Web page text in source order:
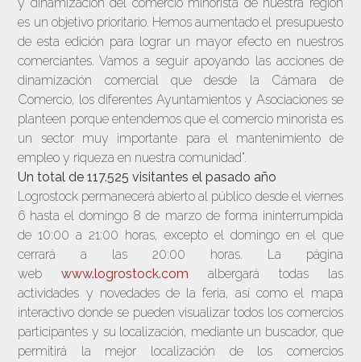
es un objetivo prioritario. Hemos aumentado el presupuesto
de esta edición para lograr un mayor efecto en nuestros
comerciantes. Vamos a seguir apoyando las acciones de
dinamización comercial que desde la Cámara de
Comercio, los diferentes Ayuntamientos y Asociaciones se
planteen porque entendemos que el comercio minorista es
un sector muy importante para el mantenimiento de
empleo y riqueza en nuestra comunidad”.
Un total de 117.525 visitantes el pasado año
Logrostock permanecerá abierto al público desde el viernes
6 hasta el domingo 8 de marzo de forma ininterrumpida
de 10:00 a 21:00 horas, excepto el domingo en el que
cerrará a las 20:00 horas. La página
webwww.logrostock.com albergará todas las
actividades y novedades de la feria, así como el mapa
interactivo donde se pueden visualizar todos los comercios
participantes y su localización, mediante un buscador, que
permitirá la mejor localización de los comercios